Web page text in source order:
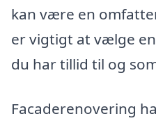
kan være en
er vigtigt at vælge
du har tillid til og
Facaderenovering